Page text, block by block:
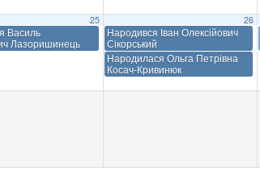
25
Василь
Лазоришинець
26
Народився Іван Олексійович
Сікорський
Народилася Ольга Петрівна
Косач-Кривинюк